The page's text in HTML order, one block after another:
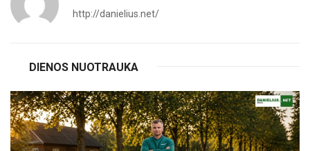
http://danielius.net/
DIENOS NUOTRAUKA